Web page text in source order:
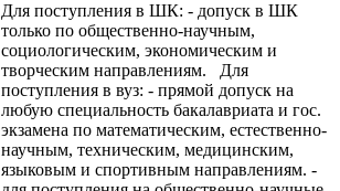
Для поступления в ШК: - допуск в ШК
только по общественно-научным,
социологическим, экономическим и
творческим направлениям. Для
поступления в вуз: - прямой допуск на
любую специальность бакалавриата и гос.
экзамена по математическим, естественно-
научным, техническим, медицинским,
языковым и спортивным направлениям. -